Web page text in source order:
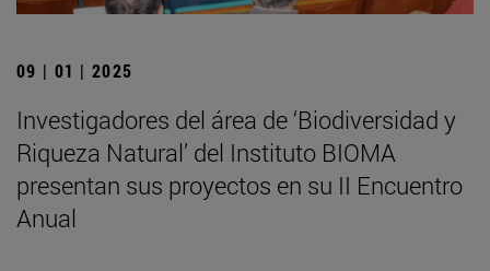
09 | 01 | 2025
Investigadores del área de ‘Biodiversidad y
Riqueza Natural’ del Instituto BIOMA
presentan sus proyectos en su II Encuentro
Anual